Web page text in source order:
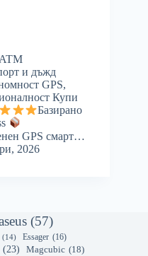
и дъжд
GPS,
Купи
Базирано
GPS смарт…
2026
(57)
(14) Essager (16)
(23) Magcubic (18)